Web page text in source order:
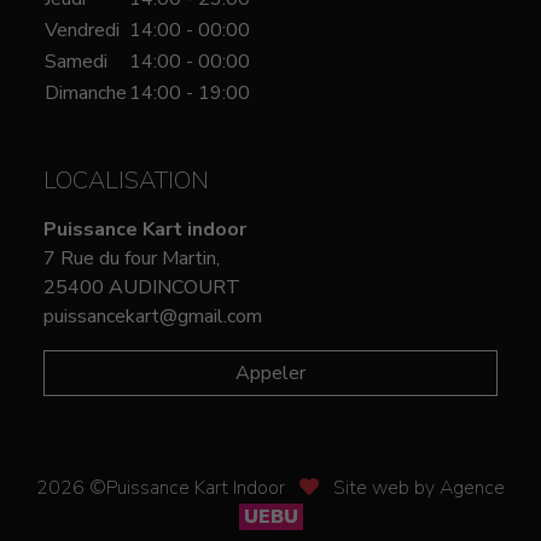
Vendredi 14:00 - 00:00
Samedi
14:00 - 00:00
Dimanche 14:00 - 19:00
LOCALISATION
Puissance Kart indoor
7 Rue du four Martin,
25400 AUDINCOURT
puissancekart@gmail.com
Appeler
2026 ©Puissance Kart Indoor
Site web by Agence
UEBU